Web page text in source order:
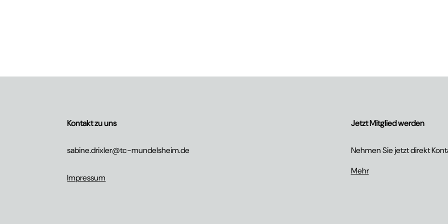
Kontakt zu uns
sabine.drixler@tc-mundelsheim.de
Impressum
Jetzt Mitglied werden
Nehmen Sie jetzt direkt
Mehr